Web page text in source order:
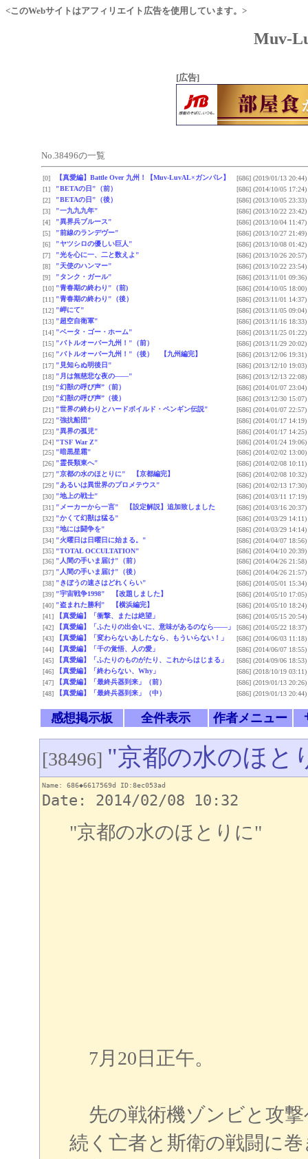
<このWebサイトはアフィリエイト広告を使用しています。>
Muv-
[広告]
No.38496の一覧
[0] 【真愛編】Battle Over 九州！【Muv-LuvAL×ガンパレ】 [686] (2019/01/13 20:44)
[1]
"BETAの日"（前） [686] (2014/10/05 17:24)
[2]
"BETAの日"（後） [686] (2013/10/05 23:33)
[3]
"一九九九年" [686] (2013/10/22 23:42)
[4]
"異界兵ブルース" [686] (2013/10/04 11:47)
[5]
"前線のランデヴー" [686] (2013/10/27 21:49)
[6]
"ヤツシロの優しい巨人" [686] (2013/10/08 01:42)
[7]
"光を心に一、二と数えよ" [686] (2013/10/26 20:57)
[8]
"天使のハンマー" [686] (2013/10/22 23:54)
[9]
"タンク・ガール" [686] (2013/11/01 09:36)
[10] "青春期の終わり"（前) [686] (2014/10/05 18:00)
[11] "青春期の終わり"（後） [686] (2013/11/01 14:37)
[12] "岬にて" [686] (2013/11/05 09:04)
[13] "超空自衛軍" [686] (2013/11/16 18:33)
[14] "ベータ・ゴー・ホーム" [686] (2013/11/25 01:22)
[15] "バトルオーバー九州！"（前） [686] (2013/11/29 20:02)
[16] "バトルオーバー九州！"（後） 【九州編完】 [686] (2013/12/06 19:31)
[17] "見知らぬ明後日" [686] (2013/12/10 19:03)
[18] "月は無慈悲な夜の――" [686] (2013/12/13 22:08)
[19] "幻獣の呼び声”（前） [686] (2014/01/07 23:04)
[20] "幻獣の呼び声”（後） [686] (2013/12/30 15:07)
[21] "世界の終わりとハードボイルド・ペンギン伝説" [686] (2014/01/07 22:57)
[22] "強抗船団" [686] (2014/01/17 14:19)
[23] "異界の孤児" [686] (2014/01/17 14:25)
[24] "TSF War Z" [686] (2014/01/24 19:06)
[25] "暗黒星霜" [686] (2014/02/02 13:00)
[26] "霊長類東へ" [686] (2014/02/08 10:11)
[27] "京都の水のほとりに" 【京都編完】 [686] (2014/02/08 10:32)
[29] "あるいは異世界のプロメテウス" [686] (2014/02/13 17:30)
[30] "地上の戦士" [686] (2014/03/11 17:19)
[31] "メーカーから一言" 【設定解説】追加致しました [686] (2014/03/16 20:37)
[32] "かくて幻獣は猛る" [686] (2014/03/29 14:11)
[33] "地には闘争を" [686] (2014/03/29 14:14)
[34] "火曜日は日曜日に始まる。" [686] (2014/04/07 18:56)
[35] "TOTAL OCCULTATION" [686] (2014/04/10 20:39)
[36] "人間の手いま届け"（前） [686] (2014/04/26 21:58)
[37] "人間の手いま届け"（後） [686] (2014/04/26 21:57)
[38] "きぼうの速さはどれくらい" [686] (2014/05/01 15:34)
[39] "宇宙戦争1998" 【改題しました】 [686] (2014/05/10 17:05)
[40] "盗まれた勝利" 【横浜編完】 [686] (2014/05/10 18:24)
[41]
【真愛編】「衝撃、または絶望」 [686] (2014/05/15 20:54)
[42]
【真愛編】「ふたりの出会いに、意味があるのなら――」 [686] (2014/05/22 18:37)
[43]
【真愛編】「変わらないあしたなら、もういらない！」 [686] (2014/06/03 11:18)
[44]
【真愛編】「千の覚悟、人の愛」 [686] (2014/06/07 18:55)
[45]
【真愛編】「ふたりのものがたり、これからはじまる」 [686] (2014/09/06 18:53)
[46]
【真愛編】「終わらない、Why」 [686] (2018/10/19 03:11)
[47]
【真愛編】「最終兵器到来」（前） [686] (2019/01/13 20:26)
[48]
【真愛編】「最終兵器到来」（中） [686] (2019/01/13 20:44)
感想掲示板 全件表示 作者メニュー
[38496] "京都の水のほ
Name: 686◆6617569d ID:8ec053ad
Date: 2014/02/08 10:32
"京都の水のほとりに"
7月20日正午。
先の戦術機ゾンビと攻
続く亡者と斯衛の戦闘に